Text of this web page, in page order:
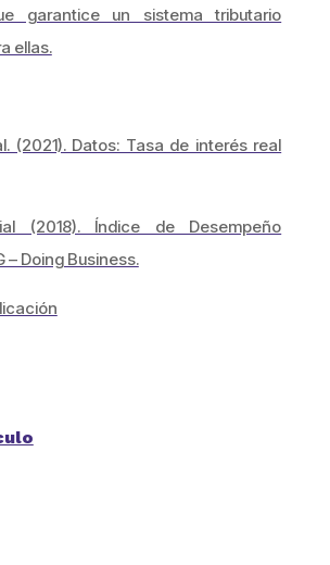
garantice un sistema tributario
ellas.
(2021). Datos: Tasa de interés real
(2018). Índice de Desempeño
– Doing Business.